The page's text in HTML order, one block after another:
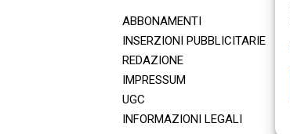
ABBONAMENTI
INSERZIONI PUBBLICITARIE
REDAZIONE
IMPRESSUM
UGC
INFORMAZIONI LEGALI